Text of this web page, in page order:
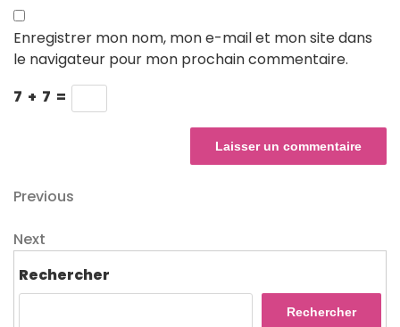
Enregistrer mon nom, mon e-mail et mon site dans
le navigateur pour mon prochain commentaire.
7 + 7 =
Navigation
de
l’article
Previous
Previous
Next
Next
Rechercher
Rechercher